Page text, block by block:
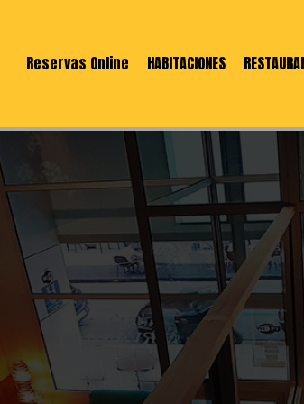
Reservas Online HABITACIONES